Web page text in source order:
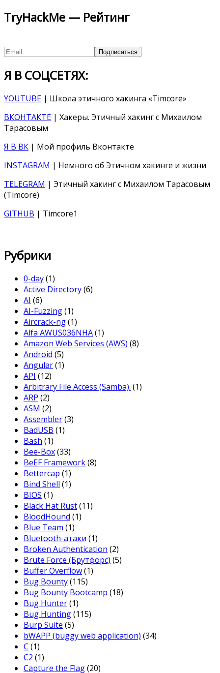
TryHackMe — Рейтинг
Я В СОЦСЕТЯХ:
YOUTUBE | Школа этичного хакинга «Timcore»
ВКОНТАКТЕ | Хакеры. Этичный хакинг с Михаилом
Тарасовым
Я В ВК | Мой профиль Вконтакте
INSTAGRAM | Немного об Этичном хакинге и жизни
TELEGRAM | Этичный хакинг с Михаилом Тарасовым
(Timcore)
GITHUB | Timcore1
Рубрики
0-day(1)
Active Directory(6)
AI (6)
AI-Fuzzing(1)
Aircrack-ng(1)
Alfa AWUS036NHA(1)
Amazon Web Services (AWS) (8)
Android (5)
Angular(1)
API (12)
Arbitrary File Access (Samba). (1)
ARP (2)
ASM (2)
Assembler(3)
BadUSB (1)
Bash (1)
Bee-Box(33)
BeEF Framework(8)
Bettercap (1)
Bind Shell (1)
BIOS (1)
Black Hat Rust(11)
BloodHound (1)
Blue Team (1)
Bluetooth-атаки (1)
Broken Authentication (2)
Brute Force (Брутфорс) (5)
Buffer Overflow(1)
Bug Bounty(115)
Bug Bounty Bootcamp (18)
Bug Hunter(1)
Bug Hunting(115)
Burp Suite (5)
bWAPP (buggy web application) (34)
C (1)
C2 (1)
Capture the Flag(20)